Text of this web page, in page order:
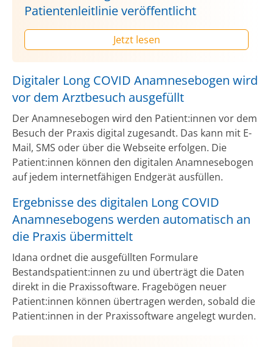
Patientenleitlinie veröffentlicht
Jetzt lesen
Digitaler Long COVID Anamnesebogen wird
vor dem Arztbesuch ausgefüllt
Der Anamnesebogen wird den Patient:innen vor dem
Besuch der Praxis digital zugesandt. Das kann mit E-
Mail, SMS oder über die Webseite erfolgen. Die
Patient:innen können den digitalen Anamnesebogen
auf jedem internetfähigen Endgerät ausfüllen.
Ergebnisse des digitalen Long COVID
Anamnesebogens werden automatisch an
die Praxis übermittelt
Idana ordnet die ausgefüllten Formulare
Bestandspatient:innen zu und überträgt die Daten
direkt in die Praxissoftware. Fragebögen neuer
Patient:innen können übertragen werden, sobald die
Patient:innen in der Praxissoftware angelegt wurden.